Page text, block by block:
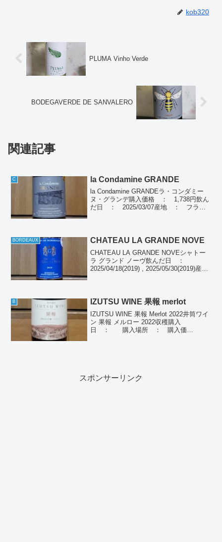
kob320
PLUMA Vinho Verde
BODEGAVERDE DE SANVALERO
関連記事
C la Condamine GRANDE
la Condamine GRANDEラ・コンダミー
ヌ・グランデ購入価格 ： 1,738円飲ん
だ日 ： 2025/03/07産地 ： フラン
BORDEAUX CHATEAU LA GRANDE NOVE
CHATEAU LA GRANDE NOVEシャトー
ラ グランド ノーヴ飲んだ日 ：
2025/04/18(2019) , 2025/05/30(2019)産
B IZUTSU WINE 果報 merlot
IZUTSU WINE 果報 Merlot 2022井筒ワイ
ン 果報 メルロー 2022収穫購入
日 ： 購入場所 ： 購入価
スポンサーリンク